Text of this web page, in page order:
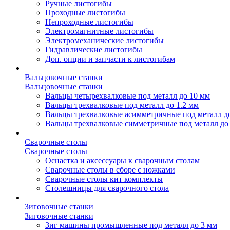
Ручные листогибы
Проходные листогибы
Непроходные листогибы
Электромагнитные листогибы
Электромеханические листогибы
Гидравлические листогибы
Доп. опции и запчасти к листогибам
Вальцовочные станки
Вальцовочные станки
Вальцы четырехвалковые под металл до 10 мм
Вальцы трехвалковые под металл до 1.2 мм
Вальцы трехвалковые асимметричные под металл
Вальцы трехвалковые симметричные под металл
Сварочные столы
Сварочные столы
Оснастка и аксессуары к сварочным столам
Сварочные столы в сборе с ножками
Сварочные столы кит комплекты
Столешницы для сварочного стола
Зиговочные станки
Зиговочные станки
Зиг машины промышленные под металл до 3 мм